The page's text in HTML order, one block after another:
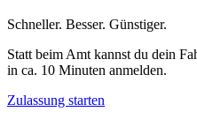
Schneller. Besser. Günstiger.
Statt beim Amt kannst du dein
in ca. 10 Minuten anmelden.
Zulassung starten